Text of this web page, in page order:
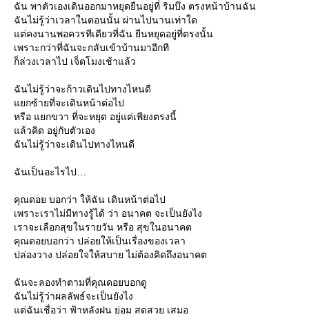
ฉัน พาตัวเองเดินออกมาหยุดยืนอยู่ที่ ริมบึง ตรงหน้าบ้านฉัน
ฉันไม่รู้ว่าเวลาในตอนนั้น ผ่านไปนานเท่าใด
ต่คงนานพอควรทีเดียวที่ฉัน ยืนหยุดอยู่ที่ตรงนั้น
เพราะกว่าที่ฉันจะกลับเข้าบ้านมาอีกที
ก็ล่วงเวลาไป เจ็ดโมงเช้าแล้ว
ฉันไม่รู้ว่าจะก้าวเดินไปทางไหนดี
กซ้ายที่จะเดินหน้าต่อไป
หรือ แยกขวา ที่จะหยุด อยู่แค่เพียงตรงนี้
ล้วคิด อยู่กับตัวเอง
ฉันไม่รู้ว่าจะเดินไปทางไหนดี
ฉันเป็นอะไรไป
คุณดอย บอกว่า ให้ฉัน เดินหน้าต่อไป
เพราะเราไม่มีทางรู้ได้ ว่า อนาคต จะเป็นยังไง
เราจะเลือกสุขในรายวัน หรือ สุขในอนาคต
คุณดอยบอกว่า ปล่อยให้เป็นเรื่องของเวลา
ปล่องวาง ปล่อยใจให้สบาย ไม่ต้องคิดถึงอนาคต
ฉันจะลองทำตามที่คุณดอยบอกดู
ฉันไม่รู้ว่าผลลัพธ์จะเป็นยังไง
ต่ฉันเชื่อว่า ฟ้าหลังฝน ย่อม สดสวย เสมอ